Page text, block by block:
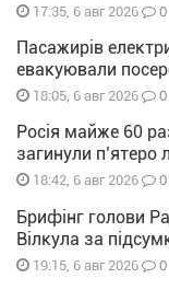
17:35, 6 авг 2026 0
Пасажирів
евакуювали
18:05, 6 авг 2026 0
Росія майже 60
загинули
18:42, 6 авг 2026 0
Брифінг голови
Вілкула за
19:15, 6 авг 2026 0